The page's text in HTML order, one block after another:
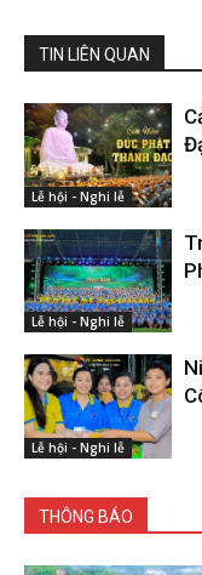
TIN LIÊN QUAN
Lễ hội - Nghi lễ
Lễ hội - Nghi lễ
Lễ hội - Nghi lễ
THÔNG BÁO